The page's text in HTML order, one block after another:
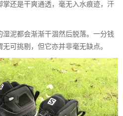
还是干爽通透，毫无入水痕迹，汗
泥都会渐渐干涸然后脱落。一分钱
可挑剔，但它亦并非毫无缺点。